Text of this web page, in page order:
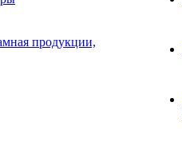
продукции,